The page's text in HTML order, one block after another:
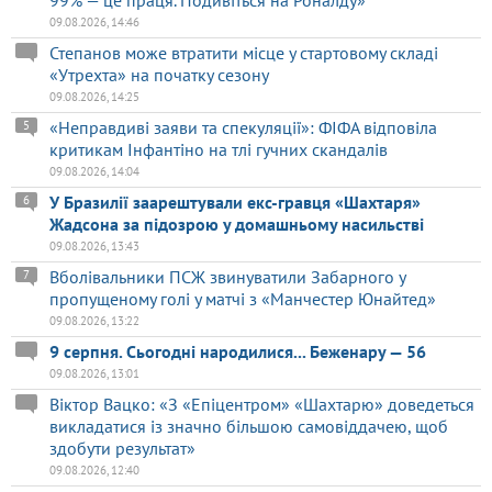
09.08.2026, 14:46
Степанов може втратити місце у стартовому складі
«Утрехта» на початку сезону
09.08.2026, 14:25
«Неправдиві заяви та спекуляції»: ФІФА відповіла
критикам Інфантіно на тлі гучних скандалів
5
09.08.2026, 14:04
У Бразилії заарештували екс-гравця «Шахтаря»
Жадсона за підозрою у домашньому насильстві
6
09.08.2026, 13:43
Вболівальники ПСЖ звинуватили Забарного у
пропущеному голі у матчі з «Манчестер Юнайтед»
7
09.08.2026, 13:22
9 серпня. Сьогодні народилися... Беженару — 56
09.08.2026, 13:01
Віктор Вацко: «З «Епіцентром» «Шахтарю» доведеться
викладатися із значно більшою самовіддачею, щоб
здобути результат»
09.08.2026, 12:40